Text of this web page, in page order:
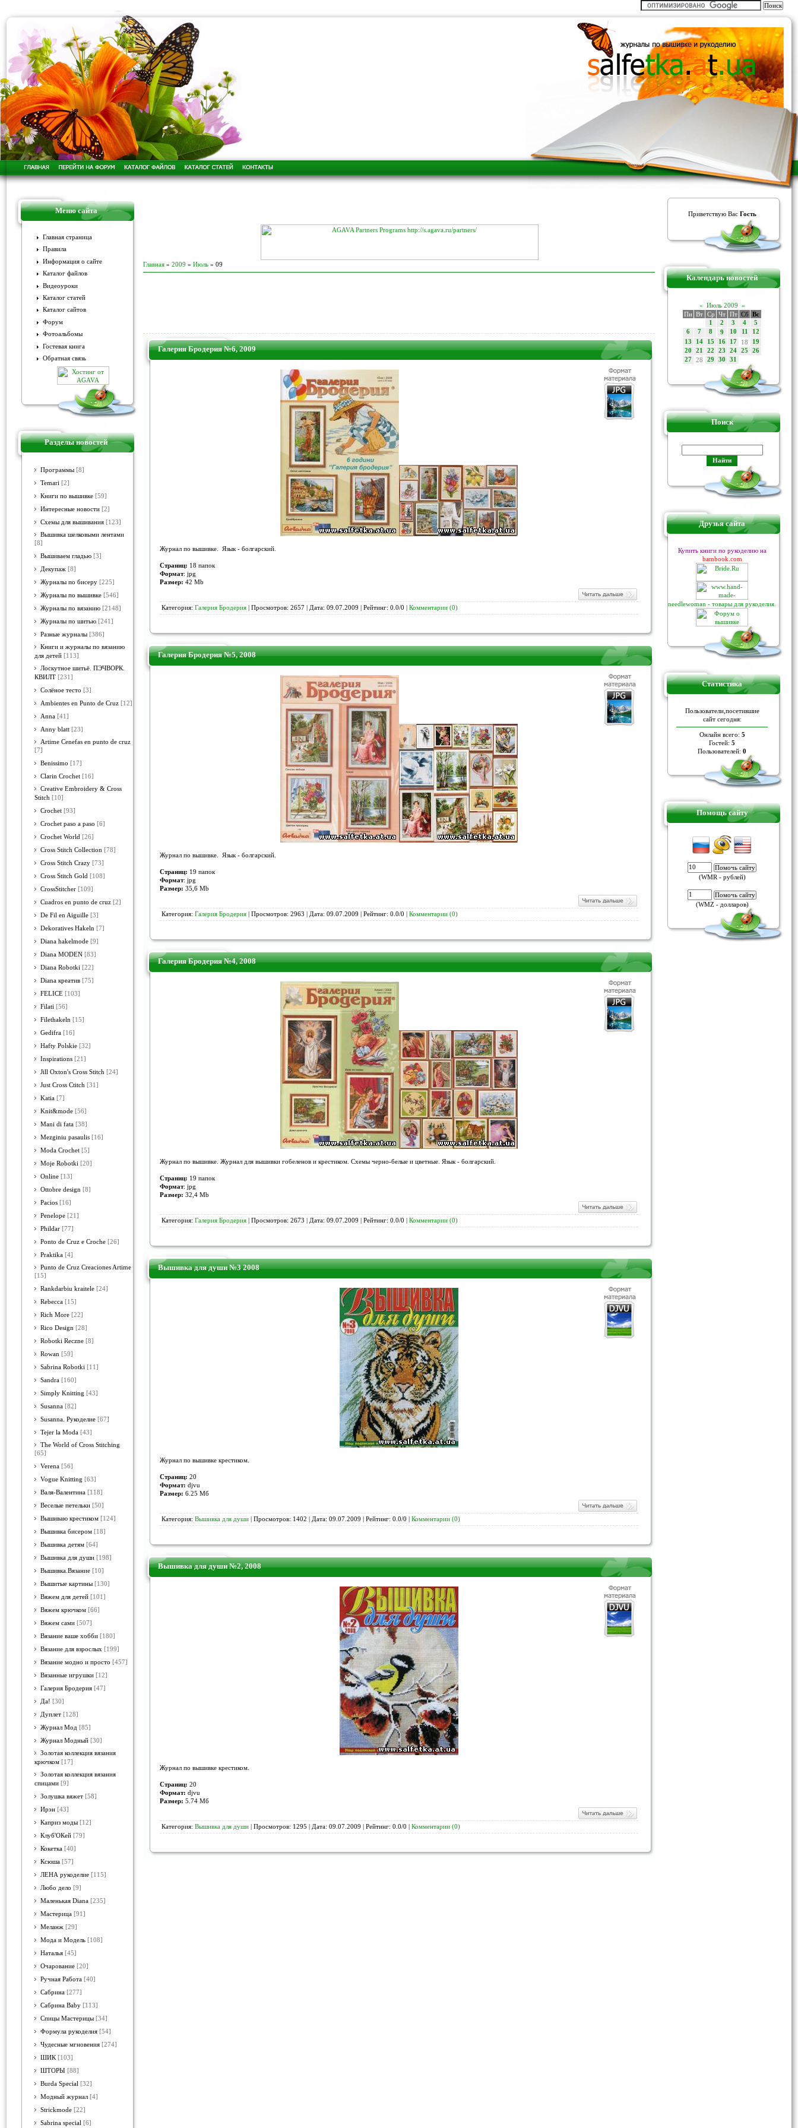
Меню сайта
Главная страница
Правила
Информация о сайте
Каталог файлов
Видеоуроки
Каталог статей
Каталог сайтов
Форум
Фотоальбомы
Гостевая книга
Обратная связь
Разделы новостей
Программы [8]
Temari [2]
Книги по вышивке [59]
Интересные новости [2]
Схемы для вышивания [123]
Вышивка шелковыми лентами
[8]
Вышиваем гладью [3]
Декупаж [8]
Журналы по бисеру [225]
Журналы по вышивке [546]
Журналы по вязанию [2148]
Журналы по шитью [241]
Разные журналы [386]
Книги и журналы по вязанию
для детей [113]
Лоскутное шитьё. ПЭЧВОРК.
КВИЛТ [231]
Солёное тесто [3]
Ambientes en Punto de Cruz [12]
Anna [41]
Anny blatt [23]
Artime Cenefas en punto de cruz
[7]
Benissimo [17]
Clarin Crochet [16]
Creative Embroidery & Cross
Stitch [10]
Crochet [93]
Crochet paso a paso [6]
Crochet World [26]
Cross Stitch Collection [78]
Cross Stitch Crazy [73]
Cross Stitch Gold [108]
CrossStitcher [109]
Cuadros en punto de cruz [2]
De Fil en Aiguille [3]
Dekoratives Hakeln [7]
Diana hakelmode [9]
Diana MODEN [83]
Diana Robotki [22]
Diana креатив [75]
FELICE [103]
Filati [56]
Filethakeln [15]
Gedifra [16]
Hafty Polskie [32]
Inspirations [21]
Jill Oxton's Cross Stitch [24]
Just Cross Ctitch [31]
Katia [7]
Knit&mode [56]
Mani di fata [38]
Mezginiu pasaulis [16]
Moda Crochet [5]
Moje Robotki [20]
Online [13]
Ottobre design [8]
Pacios [16]
Penelope [21]
Phildar [77]
Ponto de Cruz e Croche [26]
Praktika [4]
Punto de Cruz Creaciones Artime
[15]
Rankdarbiu kraitele [24]
Rebecca [15]
Rich More [22]
Rico Design [28]
Robotki Reczne [8]
Rowan [59]
Sabrina Robotki [11]
Sandra [160]
Simply Knitting [43]
Susanna [82]
Susanna. Рукоделие [67]
Tejer la Moda [43]
The World of Cross Stitching
[65]
Verena [56]
Vogue Knitting [63]
Валя-Валентина [118]
Веселые петельки [50]
Вышиваю крестиком [124]
Вышивка бисером [18]
Вышивка детям [64]
Вышивка для души [198]
Вышивка.Вязание [10]
Вышитые картины [130]
Вяжем для детей [101]
Вяжем крючком [66]
Вяжем сами [507]
Вязание ваше хобби [180]
Вязание для взрослых [199]
Вязание модно и просто [457]
Вязанные игрушки [12]
Галерия Бродерия [47]
Да! [30]
Дуплет [128]
Журнал Мод [85]
Журнал Модный [30]
Золотая коллекция вязания
крючком [17]
Золотая коллекция вязания
спицами [9]
Золушка вяжет [58]
Ирэн [43]
Каприз моды [12]
Клуб'ОКей [79]
Кокетка [40]
Ксюша [57]
ЛЕНА рукоделие [115]
Любо дело [9]
Маленькая Diana [235]
Мастерица [91]
Меланж [29]
Мода и Модель [108]
Наталья [45]
Очарование [20]
Ручная Работа [40]
Сабрина [277]
Сабрина Baby [113]
Спицы Мастерицы [34]
Формула рукоделия [54]
Чудесные мгновения [274]
ШИК [103]
ШТОРЫ [88]
Burda Special [32]
Модный журнал [4]
Strickmode [22]
Sabrina special [6]
Главная » 2009 » Июль » 09
Галерия Бродерия №6, 2009
Журнал по вышивке. Язык - болгарский.
Страниц: 18 папок
Формат: jpg
Размер: 42 Mb
Категория: Галерия Бродерия | Просмотров: 2657 | Дата: 09.07.2009 | Рейтинг: 0.0/0 | Комментарии (0)
Галерия Бродерия №5, 2008
Журнал по вышивке. Язык - болгарский.
Страниц: 19 папок
Формат: jpg
Размер: 35,6 Mb
Категория: Галерия Бродерия | Просмотров: 2963 | Дата: 09.07.2009 | Рейтинг: 0.0/0 | Комментарии (0)
Галерия Бродерия №4, 2008
Журнал по вышивке. Журнал для вышивки гобеленов и крестиком. Схемы черно-белые и цветные. Язык - болгарский.
Страниц: 19 папок
Формат: jpg
Размер: 32,4 Mb
Категория: Галерия Бродерия | Просмотров: 2673 | Дата: 09.07.2009 | Рейтинг: 0.0/0 | Комментарии (0)
Вышивка для души №3 2008
Журнал по вышивке крестиком.
Страниц: 20
Формат: djvu
Размер: 6.25 Mб
Категория: Вышивка для души | Просмотров: 1402 | Дата: 09.07.2009 | Рейтинг: 0.0/0 | Комментарии (0)
Вышивка для души №2, 2008
Журнал по вышивке крестиком.
Страниц: 20
Формат: djvu
Размер: 5.74 Mб
Категория: Вышивка для души | Просмотров: 1295 | Дата: 09.07.2009 | Рейтинг: 0.0/0 | Комментарии (0)
Приветствую Вас Гость
Календарь новостей
« Июль 2009 »
Пн Вт Ср Чт Пт Сб Вс
1 2 3 4
5
6
7 8 9 10 11
12
13
14 15 16 17 18
19
20
21 22 23 24 25
26
27
28 29 30 31
Поиск
Друзья сайта
Купить книги по рукоделию на
bambook.com
needlewoman - товары для рукоделия.
Статистика
Пoльзoвaтели,пoceтившие
caйт ceгoдня:
Онлайн всего: 5
Гостей: 5
Пользователей: 0
Помощь сайту
(WMR - рублей)
(WMZ - долларов)